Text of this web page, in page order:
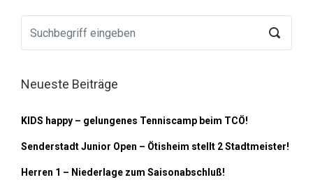
Neueste Beiträge
KIDS happy – gelungenes Tenniscamp beim TCÖ!
Senderstadt Junior Open – Ötisheim stellt 2 Stadtmeister!
Herren 1 – Niederlage zum Saisonabschluß!